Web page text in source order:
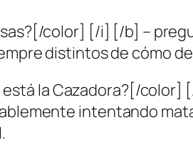
color] [/i] [/b] –
distintos de cómo
la Cazadora?[/color]
intentando